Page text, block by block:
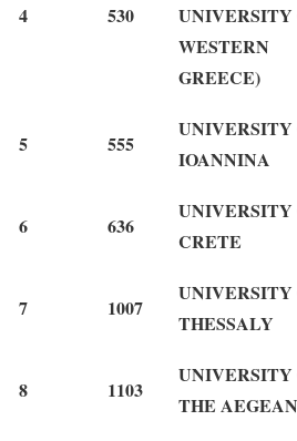
4 530
UNIVERSITY
WESTERN
GREECE)
5 555
UNIVERSITY
IOANNINA
6 636
UNIVERSITY
CRETE
7 1007
UNIVERSITY
THESSALY
8 1103
UNIVERSITY
THE AEGEAN